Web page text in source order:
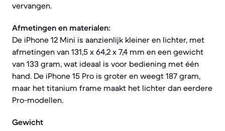
vervangen.
Afmetingen en materialen:
De iPhone 12 Mini is aanzienlijk kleiner en lichter, met
afmetingen van 131,5 x 64,2 x 7,4 mm en een gewicht
van 133 gram, wat ideaal is voor bediening met één
hand. De iPhone 15 Pro is groter en weegt 187 gram,
maar het titanium frame maakt het lichter dan eerdere
Pro-modellen.
Gewicht